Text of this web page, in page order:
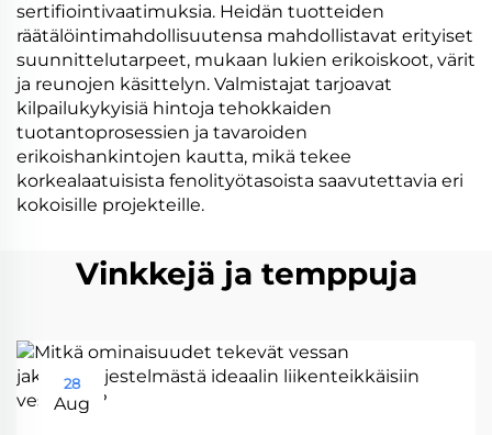
sertifiointivaatimuksia. Heidän tuotteiden
räätälöintimahdollisuutensa mahdollistavat erityiset
suunnittelutarpeet, mukaan lukien erikoiskoot, värit
ja reunojen käsittelyn. Valmistajat tarjoavat
kilpailukykyisiä hintoja tehokkaiden
tuotantoprosessien ja tavaroiden
erikoishankintojen kautta, mikä tekee
korkealaatuisista fenolityötasoista saavutettavia eri
kokoisille projekteille.
Vinkkejä ja temppuja
28
Aug